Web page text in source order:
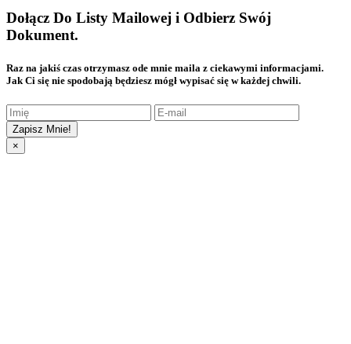
Dołącz Do Listy Mailowej i Odbierz Swój
Dokument.
Raz na jakiś czas otrzymasz ode mnie maila z ciekawymi informacjami.
Jak Ci się nie spodobają będziesz mógł wypisać się w każdej chwili.
Zapisz Mnie!
×